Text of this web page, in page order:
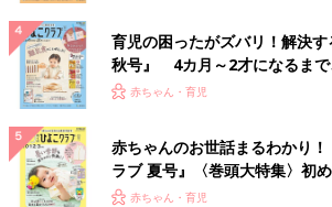
育児の困ったがズバリ！解決
秋号』 4カ月～2才になるまで
がいっぱい！
赤ちゃん・育児
赤ちゃんのお世話まるわかり
ラブ 夏号』〈巻頭大特集〉初
いく！ おっぱい・ミルクの基本
赤ちゃん・育児